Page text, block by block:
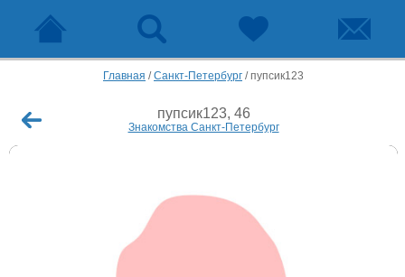
Главная /Санкт-Петербург /пупсик123
пупсик123, 46
Знакомства Санкт-Петербург